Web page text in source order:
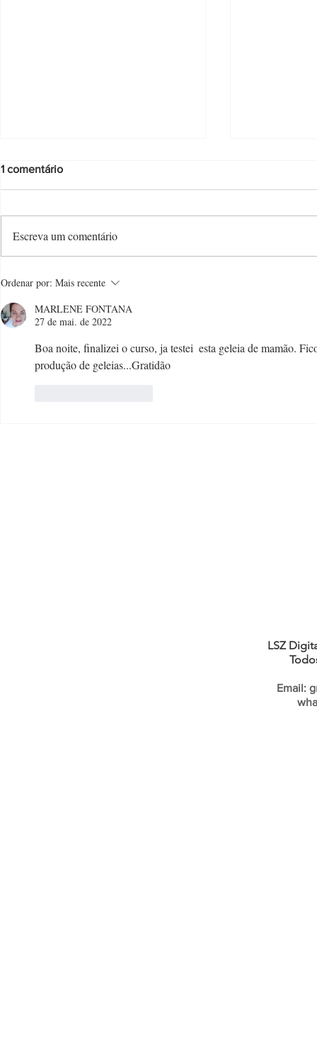
Aprenda a fazer este delicioso
bolo de iogurte
1 comentário
Escreva um comentário
Ordenar por: Mais recente
MARLENE FONTANA
27 de mai. de 2022
Boa noite, finalizei o curso, ja testei  esta geleia de mamão.
produção de geleias...Gratidão
LSZ
Email: